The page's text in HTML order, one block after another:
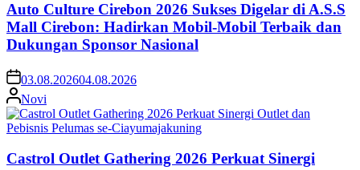
Auto Culture Cirebon 2026 Sukses Digelar di A.S.S
Mall Cirebon: Hadirkan Mobil-Mobil Terbaik dan
Dukungan Sponsor Nasional
03.08.202604.08.2026
Novi
Castrol Outlet Gathering 2026 Perkuat Sinergi